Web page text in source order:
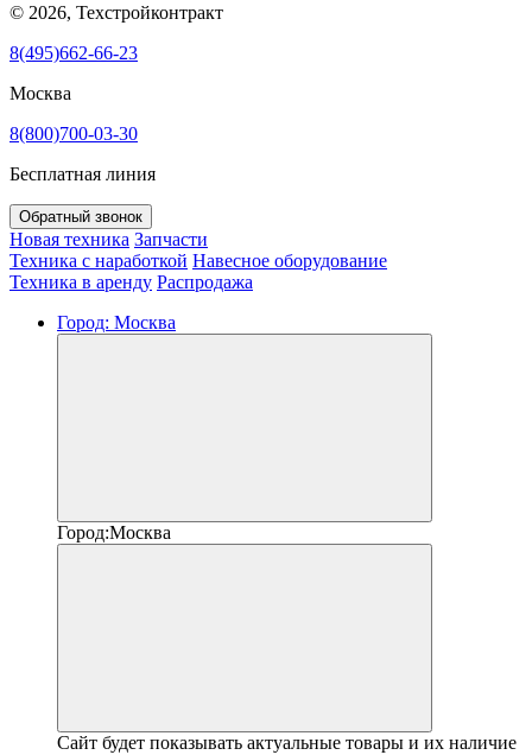
© 2026, Техстройконтракт
8(495)662-66-23
Москва
8(800)700-03-30
Бесплатная линия
Обратный звонок
Новая техника Запчасти
Техника с наработкой Навесное оборудование
Техника в аренду Распродажа
Город: Москва
Город:Москва
Сайт будет показывать актуальные товары и их наличие